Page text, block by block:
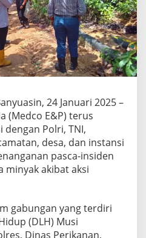
24 Januari 2025 –
(Medco E&P) terus
Polri, TNI,
desa, dan instansi
pasca-insiden
minyak akibat aksi
gabungan yang terdiri
(DLH) Musi
Dinas Perikanan,